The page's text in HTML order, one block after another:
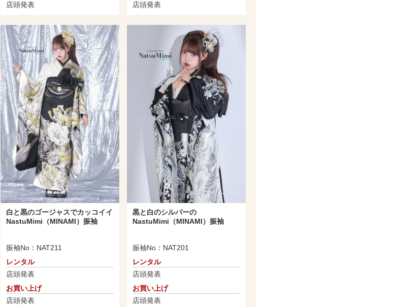
店頭発表
店頭発表
白と黒のゴージャスでカッコイイ
NastuMimi（MINAMI）振袖
振袖No：NAT211
レンタル
店頭発表
お買い上げ
店頭発表
黒と白のシルバーの
NastuMimi（MINAMI）振袖
振袖No：NAT201
レンタル
店頭発表
お買い上げ
店頭発表